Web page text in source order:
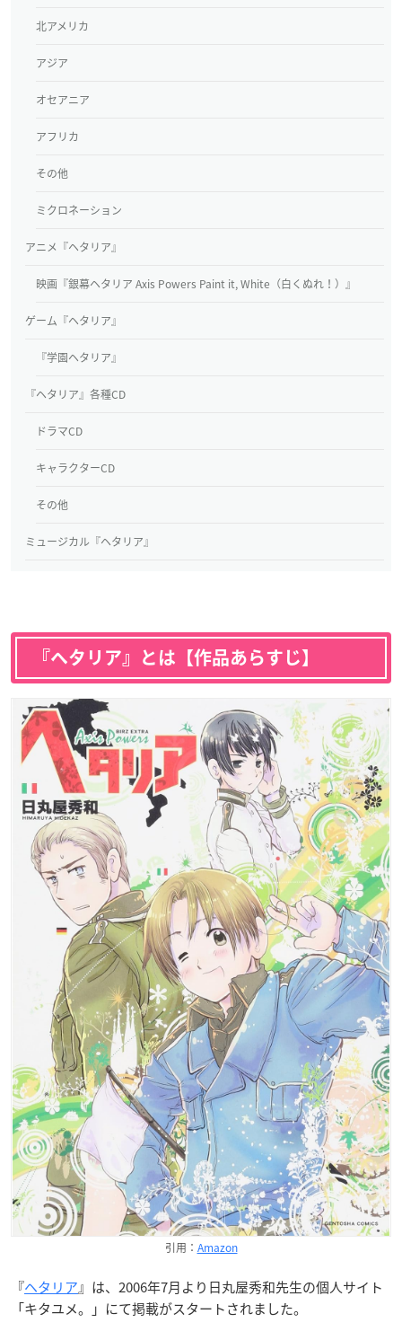
北アメリカ
アジア
オセアニア
アフリカ
その他
ミクロネーション
アニメ『ヘタリア』
映画『銀幕ヘタリア Axis Powers Paint it, White（白くぬれ！）』
ゲーム『ヘタリア』
『学園ヘタリア』
『ヘタリア』各種CD
ドラマCD
キャラクターCD
その他
ミュージカル『ヘタリア』
『ヘタリア』とは【作品あらすじ】
引用： Amazon
『ヘタリア』は、2006年7月より日丸屋秀和先生の個人サイト
「キタユメ。」にて掲載がスタートされました。